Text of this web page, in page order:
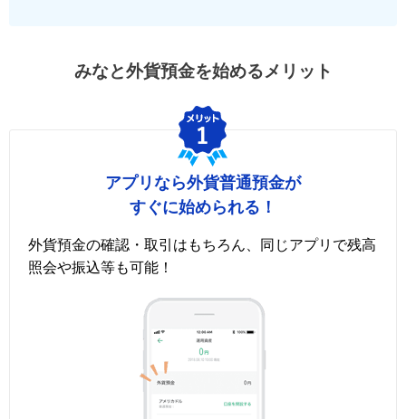
みなと外貨預金を始めるメリット
アプリなら外貨普通預金が
すぐに始められる！
外貨預金の確認・取引はもちろん、同じアプリで残高
照会や振込等も可能！